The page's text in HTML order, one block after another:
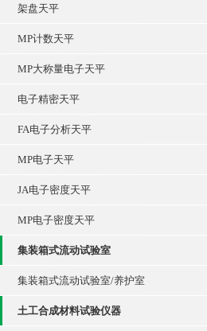
架盘天平
MP计数天平
MP大称量电子天平
电子精密天平
FA电子分析天平
MP电子天平
JA电子密度天平
MP电子密度天平
集装箱式流动试验室
集装箱式流动试验室/养护室
土工合成材料试验仪器